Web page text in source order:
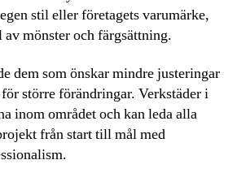
stil eller företagets varumärke,
av mönster och färgsättning.
dem som önskar mindre justeringar
större förändringar. Verkstäder i
inom området och kan leda alla
från start till mål med